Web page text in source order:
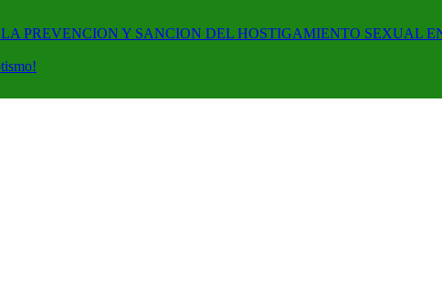
PREVENCION Y SANCION DEL HOSTIGAMIENTO SEXUAL